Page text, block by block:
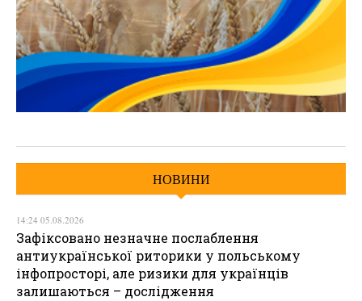
НОВИНИ
14:24 05.08.2026
Зафіксовано незначне послаблення
антиукраїнської риторики у польському
інфопросторі, але ризики для українців
залишаються – дослідження